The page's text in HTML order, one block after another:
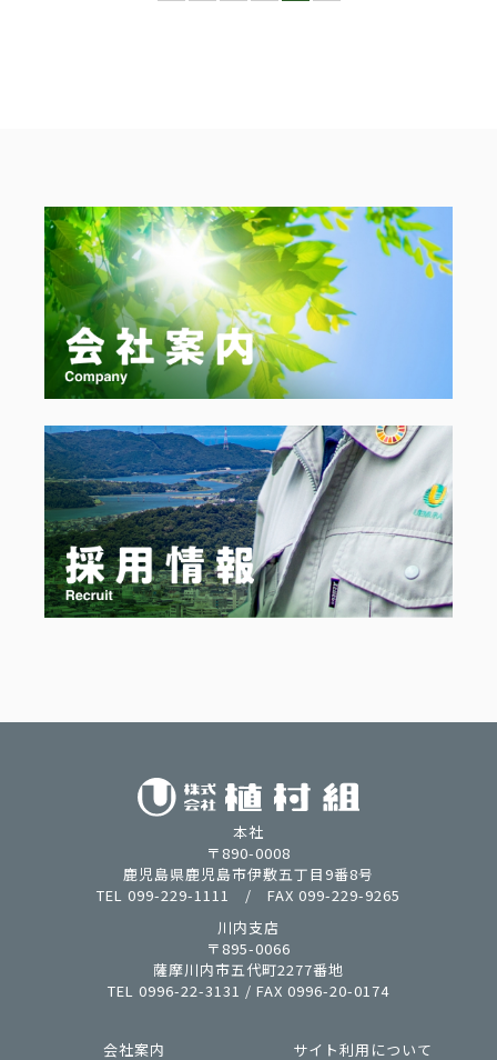
本社
〒890-0008
鹿児島県鹿児島市伊敷五丁目9番8号
TEL 099-229-1111 / FAX 099-229-9265
川内支店
〒895-0066
薩摩川内市五代町2277番地
TEL 0996-22-3131 / FAX 0996-20-0174
会社案内 サイト利用について